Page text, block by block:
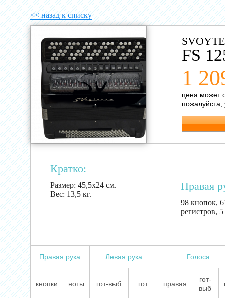
<< назад к списку
FS
1
цена может
пожалуйста,
Кратко:
Размер: 45,5х24 см.
Вес: 13,5 кг.
Правая
98 кнопок,
регистров,
Правая рука Левая рука Голоса
кнопки ноты гот-выб гот правая
гот-
выб